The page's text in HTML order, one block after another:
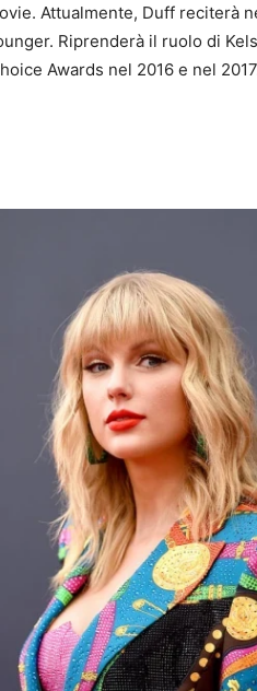
Attualmente, Duff reciterà
Riprenderà il ruolo di
Awards nel 2016 e nel